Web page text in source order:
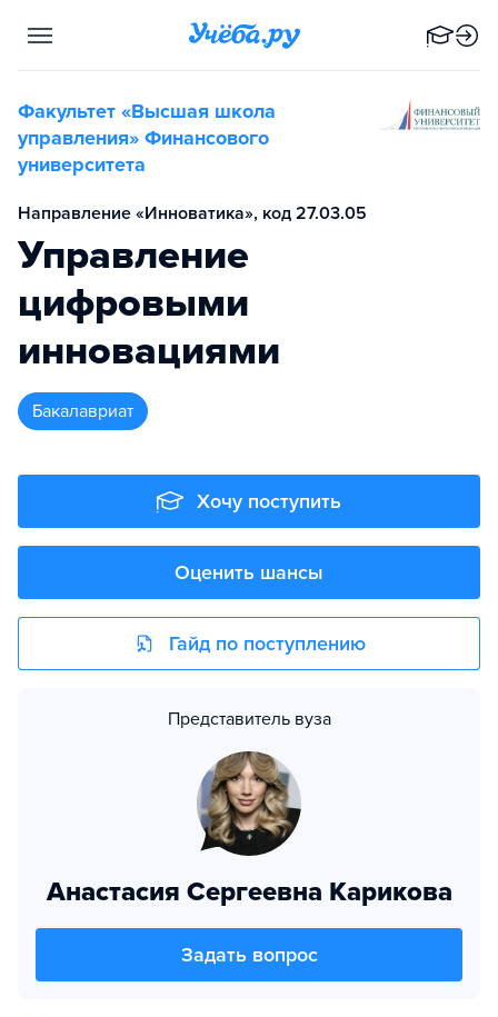
Факультет «Высшая школа
управления» Финансового
университета
Направление «Инноватика», код 27.03.05
Управление
цифровыми
инновациями
бакалавриат
Хочу поступить
Оценить шансы
Гайд по поступлению
Представитель вуза
Анастасия Сергеевна Карикова
Задать вопрос